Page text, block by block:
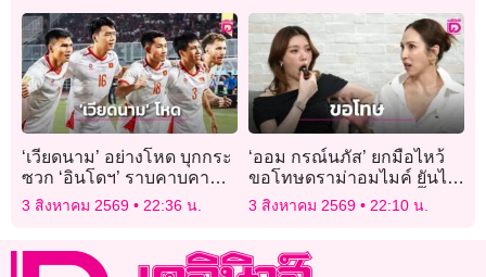
‘เวียดนาม’ อย่างโหด บุกกระ
ซวก ‘อินโดฯ’ ราบคาบคา
บ้าน
3 สิงหาคม 2569 22:36 น.
‘ออม กรณ์นภัส’ ยกมือไหว้
ขอโทษดราม่าอมไมค์ ยันไร้
เจตนาเสียมารยาทใส่ ‘กิ๊ก สุวั
3 สิงหาคม 2569 22:10 น.